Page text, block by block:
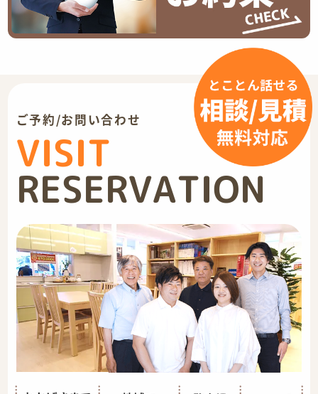
ご予約/お問い合わせ
VISIT
RESERVATION